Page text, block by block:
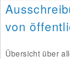
von
Übersicht über